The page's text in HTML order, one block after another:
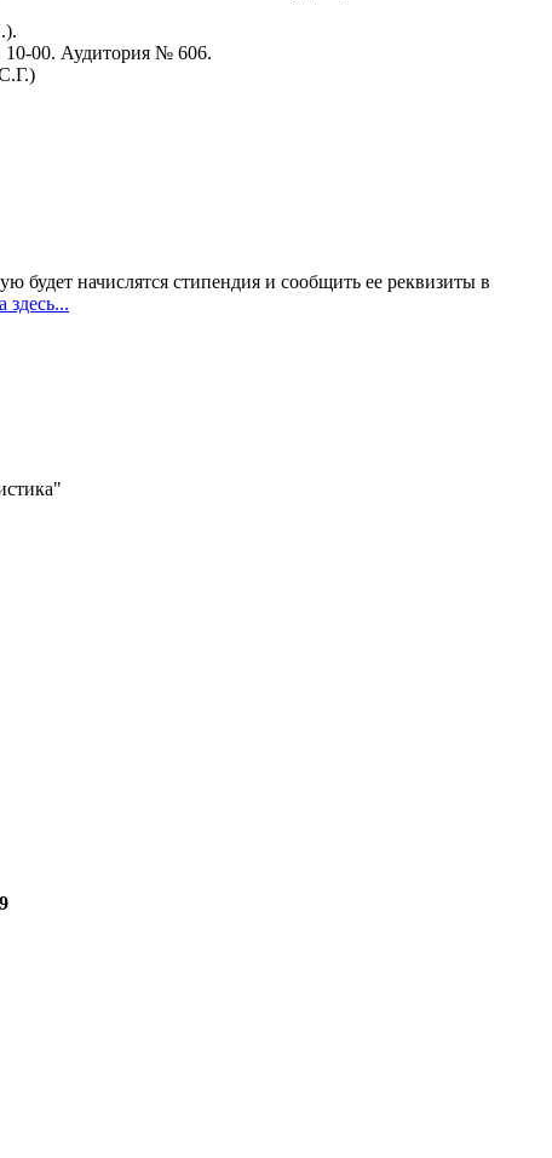
00. Аудитория № 606.
будет начислятся стипендия и сообщить ее реквизиты в
здесь...